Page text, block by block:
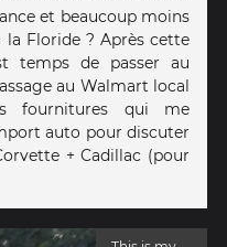
et beaucoup moins
la Floride ? Après cette
temps de passer au
au Walmart local
fournitures qui me
auto pour discuter
+ Cadillac (pour